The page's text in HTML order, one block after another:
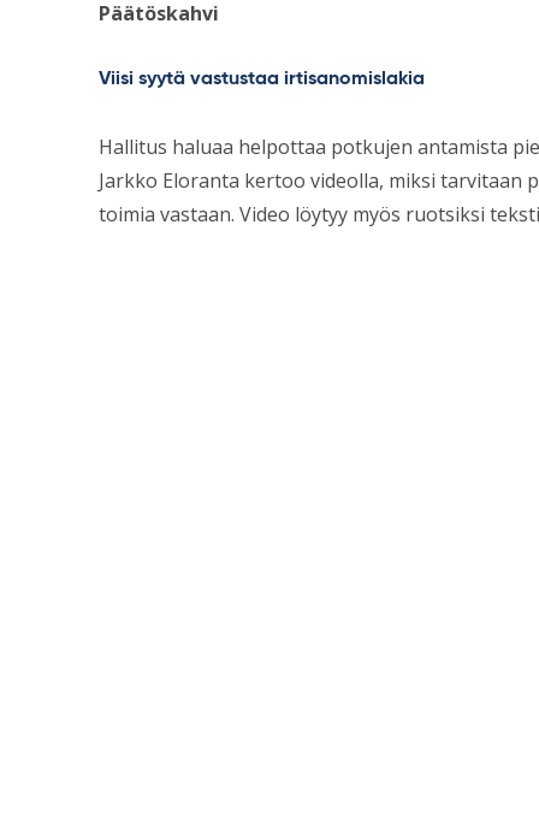
Päätöskahvi
Viisi syytä vastustaa irtisanomislakia
Hallitus haluaa helpottaa potkujen antamista
Jarkko Eloranta kertoo videolla, miksi
toimia vastaan. Video löytyy myös ruotsiksi